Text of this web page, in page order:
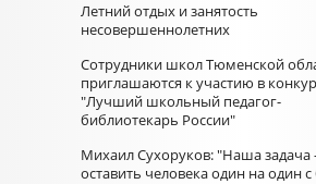
Летний отдых и занятость
несовершеннолетних
Сотрудники школ Тюменской
приглашаются к участию в
"Лучший школьный педагог-
библиотекарь России"
Михаил Сухоруков: "Наша
оставить человека один на один